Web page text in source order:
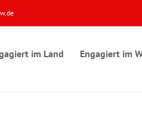
im Land Engagiert im